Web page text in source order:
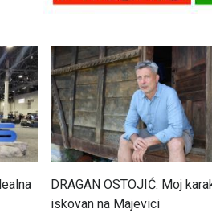
DRAGAN OSTOJIĆ: Moj
iskovan na Majevici